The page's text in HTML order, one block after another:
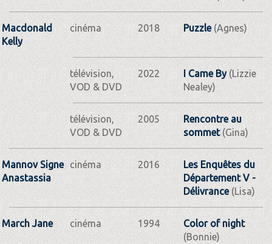
Macdonald
Kelly
cinéma 2018 Puzzle(Agnes)
télévision,
VOD & DVD
2022 I Came By(Lizzie
Nealey)
télévision,
VOD & DVD
2005
Rencontre au
sommet(Gina)
Mannov Signe
Anastassia
cinéma 2016
Les Enquêtes du
Département V -
Délivrance(Lisa)
March Jane cinéma 1994
Color of night
(Bonnie)